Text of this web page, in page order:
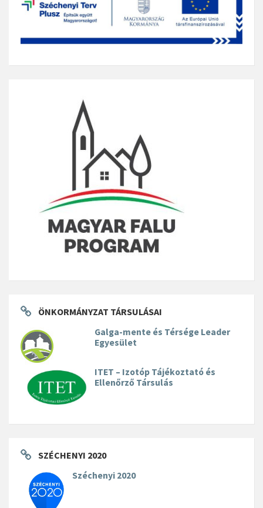
ÖNKORMÁNYZAT TÁRSULÁSAI
Galga-mente és Térsége Leader
Egyesület
ITET – Izotóp Tájékoztató és
Ellenőrző Társulás
SZÉCHENYI 2020
Széchenyi 2020